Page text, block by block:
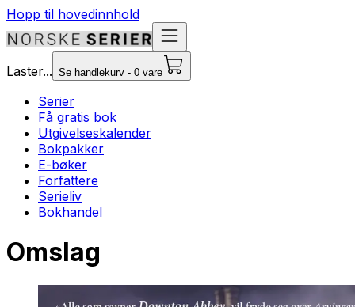
Hopp til hovedinnhold
Laster... Se handlekurv - 0 vare
Serier
Få gratis bok
Utgivelseskalender
Bokpakker
E-bøker
Forfattere
Serieliv
Bokhandel
Omslag